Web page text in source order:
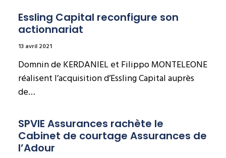
Essling Capital reconfigure son
actionnariat
13 avril 2021
Domnin de KERDANIEL et Filippo MONTELEONE
réalisent l’acquisition d’Essling Capital auprès
de…
SPVIE Assurances rachète le
Cabinet de courtage Assurances de
l’Adour